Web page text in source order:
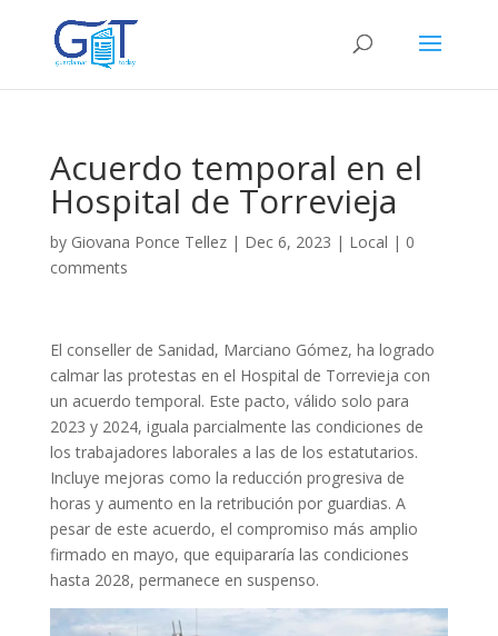
Acuerdo temporal en el
Hospital de Torrevieja
by Giovana Ponce Tellez| Dec 6, 2023 | Local | 0
comments
El conseller de Sanidad, Marciano Gómez, ha logrado
calmar las protestas en el Hospital de Torrevieja con
un acuerdo temporal. Este pacto, válido solo para
2023 y 2024, iguala parcialmente las condiciones de
los trabajadores laborales a las de los estatutarios.
Incluye mejoras como la reducción progresiva de
horas y aumento en la retribución por guardias. A
pesar de este acuerdo, el compromiso más amplio
firmado en mayo, que equipararía las condiciones
hasta 2028, permanece en suspenso.